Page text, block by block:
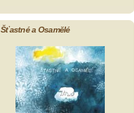
Šťastné a Osamělé